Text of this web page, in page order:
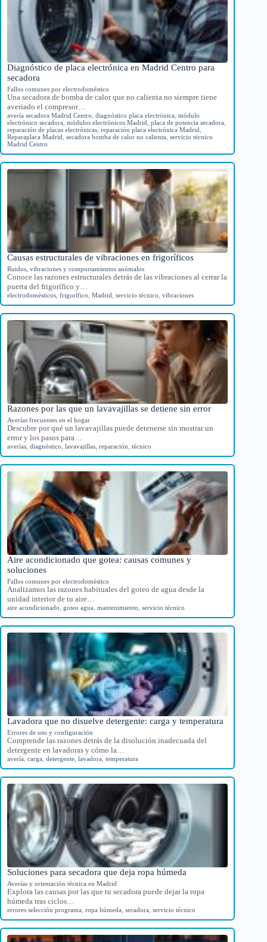
Diagnóstico de placa electrónica en Madrid Centro para
secadora
Fallos comunes por electrodoméstico
Una secadora de bomba de calor que no calienta no siempre tiene
averiado el compresor…
avería secadora Madrid Centro diagnóstico placa electrónica módulo
electrónico secadora módulos electrónicos Madrid placa de potencia secadora
reparación de placas electrónicas reparación placa electrónica Madrid
Reparaplaca Madrid
secadora bomba de calor no calienta servicio técnico
Madrid Centro
Causas estructurales de vibraciones en frigoríficos
Ruidos, vibraciones y comportamientos anómalos
Conoce las razones estructurales detrás de las vibraciones al cerrar la
puerta del frigorífico y…
electrodomésticos frigorífico Madrid servicio técnico vibraciones
Razones por las que un lavavajillas se detiene sin error
Averías frecuentes en el hogar
Descubre por qué un lavavajillas puede detenerse sin mostrar un
error y los pasos para…
averías diagnóstico lavavajillas reparación técnico
Aire acondicionado que gotea: causas comunes y
soluciones
Fallos comunes por electrodoméstico
Analizamos las razones habituales del goteo de agua desde la
unidad interior de tu aire…
aire acondicionado goteo agua mantenimiento servicio técnico
Lavadora que no disuelve detergente: carga y temperatura
Errores de uso y configuración
Comprende las razones detrás de la disolución inadecuada del
detergente en lavadoras y cómo la…
avería carga detergente lavadora temperatura
Soluciones para secadora que deja ropa húmeda
Averías y orientación técnica en Madrid
Explora las causas por las que tu secadora puede dejar la ropa
húmeda tras ciclos…
errores selección programa ropa húmeda secadora servicio técnico